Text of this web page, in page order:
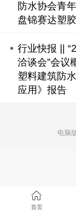
防水协会青
盘锦赛达塑
行业快报 ||
洽谈会”会议
塑料建筑防
应用》报告
电脑
首页